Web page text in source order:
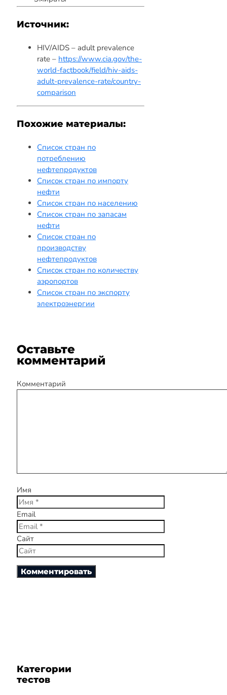
Источник:
HIV/AIDS – adult prevalence
rate – https://www.cia.gov/the-
world-factbook/field/hiv-aids-
adult-prevalence-rate/country-
comparison
Похожие материалы:
Список стран по
потреблению
нефтепродуктов
Список стран по импорту
нефти
Список стран по населению
Список стран по запасам
нефти
Список стран по
производству
нефтепродуктов
Список стран по количеству
аэропортов
Список стран по экспорту
электроэнергии
Оставьте
комментарий
Комментарий
Имя
Email
Сайт
Категории
тестов